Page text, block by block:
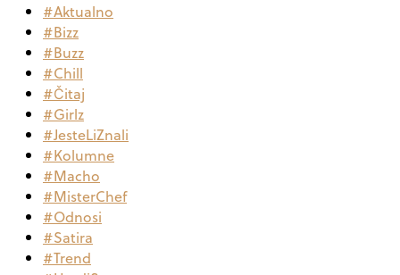
#Aktualno
#Bizz
#Buzz
#Chill
#Čitaj
#Girlz
#JesteLiZnali
#Kolumne
#Macho
#MisterChef
#Odnosi
#Satira
#Trend